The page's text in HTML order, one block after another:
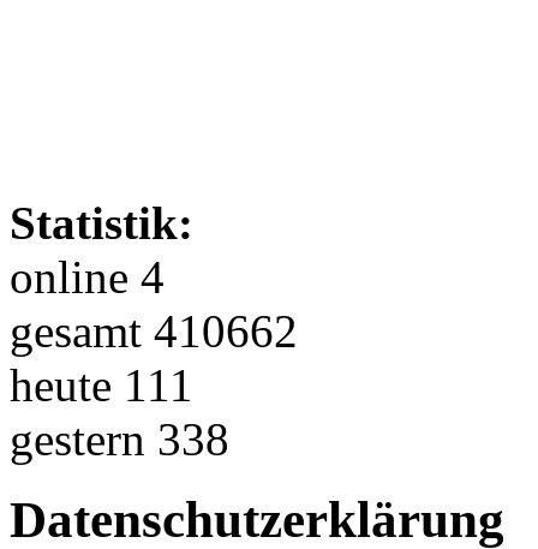
Statistik:
online 4
gesamt 410662
heute 111
gestern 338
Datenschutzerklärung